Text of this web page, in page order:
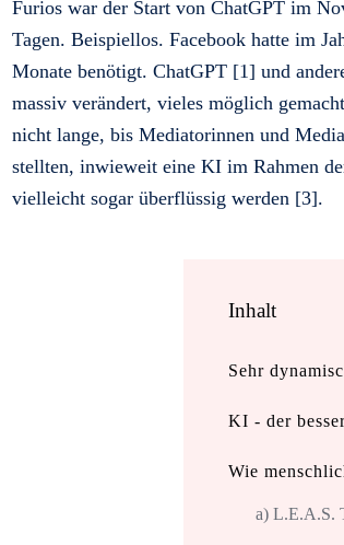
Furios war der Start von ChatGPT im
Tagen. Beispiellos. Facebook hatte im
Monate benötigt. ChatGPT [1] und
massiv verändert, vieles möglich
nicht lange, bis Mediatorinnen und
stellten, inwieweit eine KI im Rahmen
vielleicht sogar überflüssig werden [3].
Inhalt
Sehr
KI - der
Wie
a) L.E.A.S.